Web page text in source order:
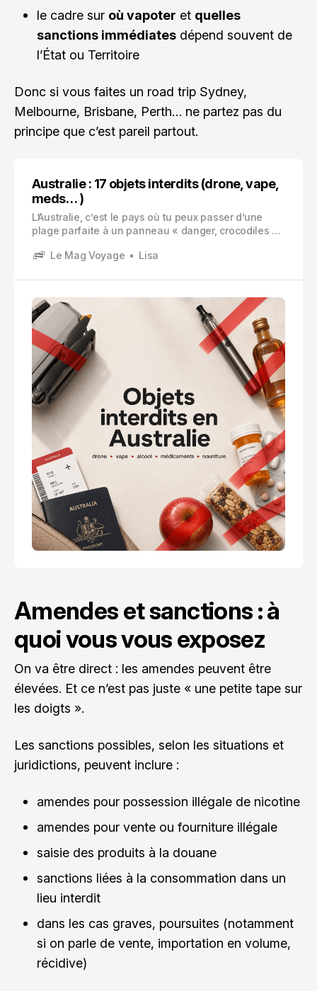
le cadre sur où vapoter et quelles
sanctions immédiates dépend souvent de
l’État ou Territoire
Donc si vous faites un road trip Sydney,
Melbourne, Brisbane, Perth… ne partez pas du
principe que c’est pareil partout.
Australie : 17 objets interdits (drone, vape,
meds… )
L’Australie, c’est le pays où tu peux passer d’une
plage parfaite à un panneau « danger, crocodiles »
l’air simple… jusqu’au moment où tu réalises que ce
te mettre dans une mauvaise situation.
Le Mag Voyage Lisa
Amendes et sanctions : à
quoi vous vous exposez
On va être direct : les amendes peuvent être
élevées. Et ce n’est pas juste « une petite tape sur
les doigts ».
Les sanctions possibles, selon les situations et
juridictions, peuvent inclure :
amendes pour possession illégale de nicotine
amendes pour vente ou fourniture illégale
saisie des produits à la douane
sanctions liées à la consommation dans un
lieu interdit
dans les cas graves, poursuites (notamment
si on parle de vente, importation en volume,
récidive)